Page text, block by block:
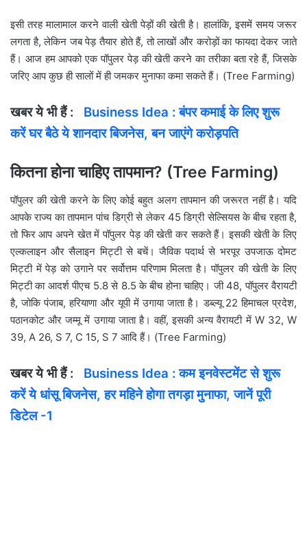
इसी तरह मालामाल करने वाली खेती पेड़ों की खेती है। हालांकि, इसमें समय जरूर
लगता है, लेकिन जब पेड़ तैयार होते हैं, तो लाखों और करोड़ों का फायदा देकर जाते
हैं। आज हम आपको एक पॉपुलर पेड़ की खेती करने का तरीका बता रहे हैं, जिसके
जरिए आप कुछ ही सालों में ही जमकर मुनाफा कमा सकते हैं। (Tree Farming)
खबर ये भी हैं : Business Idea : बंपर कमाई के लिए शुरू
करें घर बैठे ये शानदार बिजनेस, बन जाएंगे करोड़पति
कितना होना चाहिए तापमान? (Tree Farming)
पॉपुलर की खेती करने के लिए कोई बहुत अलग तापमान की जरूरत नहीं है। यदि
आपके राज्य का तापमान पांच डिग्री से लेकर 45 डिग्री सेल्सियस के बीच रहता है,
तो फिर आप अपने खेत में पॉपुलर पेड़ की खेती कर सकते हैं। इसकी खेती के लिए
एल्कलाइन और सैलाइन मिट्टी से बचें। जैविक पदार्थ से भरपूर उपजाऊ दोमट
मिट्टी में पेड़ को उगाने पर सर्वोत्तम परिणाम मिलता है। पॉपुलर की खेती के लिए
मिट्टी का आदर्श पीएच 5.8 से 8.5 के बीच होना चाहिए। जी 48, पॉपुलर वैरायटी
है, जोकि पंजाब, हरियाणा और यूपी में उगाया जाता है। डब्ल्यू 22 हिमाचल प्रदेश,
पठानकोट और जम्मू में उगाया जाता है। वहीं, इसकी अन्य वैरायटी में W 32, W
39, A 26, S 7, C 15, S 7 आदि हैं। (Tree Farming)
खबर ये भी हैं : Business Idea : कम इनवेस्‍टमेंट से शुरू
करें ये धांसू बिजनेस, हर महिने होगा तगड़ा मुनाफा, जानें पूरी
डिटेल -1